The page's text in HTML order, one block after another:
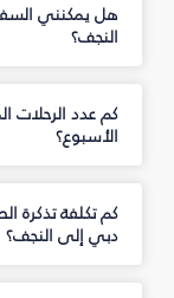
هل يمكنني
النجف؟
كم عدد الرحلات
الأسبوع؟
كم تكلفة تذكرة
دبي إلى النجف؟